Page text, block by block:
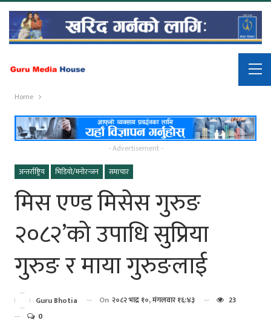
Home
- Advertisement -
अन्तर्राष्ट्रिय
भिडियो/मनोरन्जन समाचार
मिस एण्ड मिसेस गुरुङ
२०८२’को उपाधि सुप्रिया
गुरुङ र माया गुरुङलाई
Guru Bhotia On २०८२ भाद्र १०, मंगलवार १६:४३
23
0